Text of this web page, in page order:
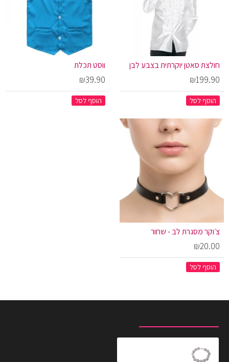
חולצת סאטן יוקרתית בצבע לבן
₪199.90
הוסף לסל
ווסט תכלת
₪39.90
הוסף לסל
צ׳וקר מסגרת לב - שחור
₪20.00
הוסף לסל